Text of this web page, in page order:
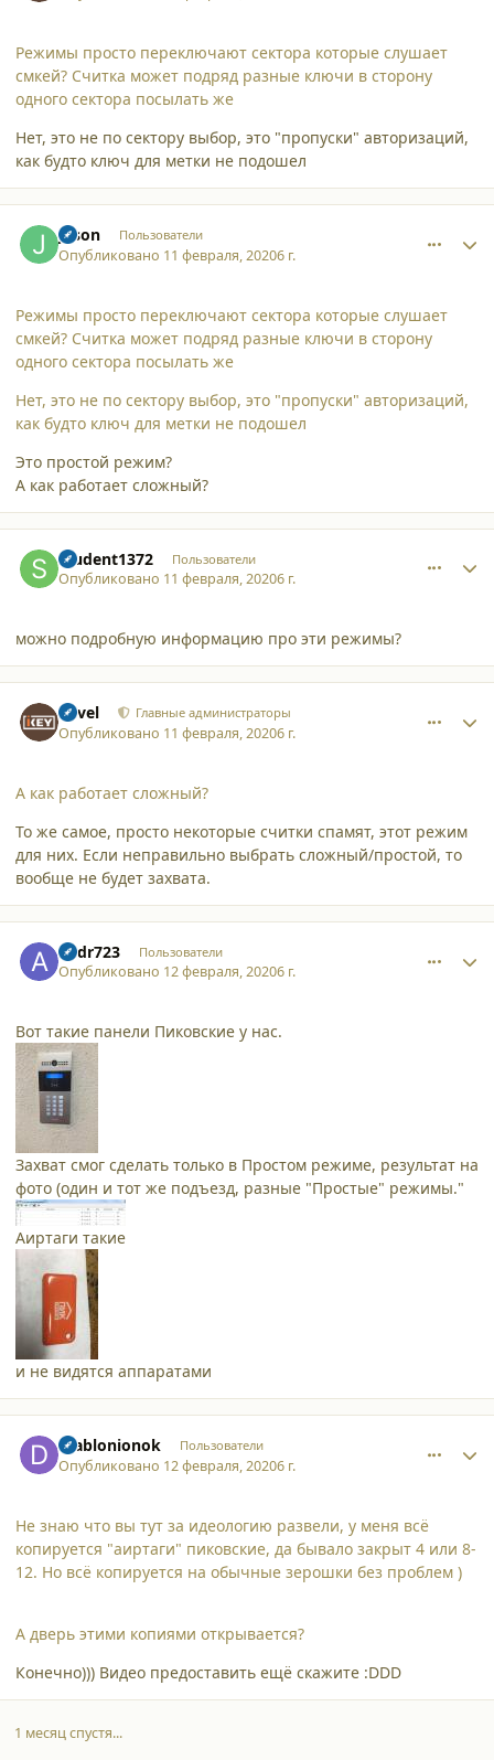
Режимы просто переключают сектора которые слушает
смкей? Считка может подряд разные ключи в сторону
одного сектора посылать же
Нет, это не по сектору выбор, это "пропуски" авторизаций,
как будто ключ для метки не подошел
Jason Пользователи
Опубликовано 11 февраля, 20206 г.
Режимы просто переключают сектора которые слушает
смкей? Считка может подряд разные ключи в сторону
одного сектора посылать же
Нет, это не по сектору выбор, это "пропуски" авторизаций,
как будто ключ для метки не подошел
Это простой режим?
А как работает сложный?
student1372 Пользователи
Опубликовано 11 февраля, 20206 г.
можно подробную информацию про эти режимы?
Pavel Главные администраторы
Опубликовано 11 февраля, 20206 г.
А как работает сложный?
То же самое, просто некоторые считки спамят, этот режим
для них. Если неправильно выбрать сложный/простой, то
вообще не будет захвата.
andr723 Пользователи
Опубликовано 12 февраля, 20206 г.
Вот такие панели Пиковские у нас.
Захват смог сделать только в Простом режиме, результат на
фото (один и тот же подъезд, разные "Простые" режимы."
Аиртаги такие
и не видятся аппаратами
Diablonionok Пользователи
Опубликовано 12 февраля, 20206 г.
Не знаю что вы тут за идеологию развели, у меня всё
копируется "аиртаги" пиковские, да бывало закрыт 4 или 8-
12. Но всё копируется на обычные зерошки без проблем )
А дверь этими копиями открывается?
Конечно))) Видео предоставить ещё скажите :DDD
1 месяц спустя...